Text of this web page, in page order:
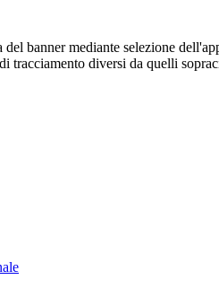
banner mediante selezione
tracciamento diversi da quelli